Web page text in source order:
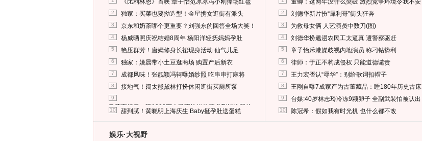
《比利林恩》首映 章子怡范冰冰冯小刚捧场红毯
2 独家：买菜也要拗造型！金星携女逛街有派头
3 京东和奶茶哪个更重要？刘强东的回答全场大笑！
4 杨威晒照庆祝结婚8周年 杨阳洋轻抚妈妈孕肚
5 艳压群芳！唐嫣修身长裙现身活动 仙气儿足
6 独家：姚晨带小土豆逛商场 购置产后新衣
7 成都风味！张靓颖冯轲曝婚纱照 吃串串打麻将
8 接地气！阔太熊黛林打扮休闲逛街买厕所泵
9
马蓉离婚后，砸1000万人民币给媒体要求删掉这照片
10 甜到腻！黄晓明上海庆生 Baby挺孕肚送蛋糕
董卿：这两年没什么突破 激烈竞争环境令我不安
2 刘德华新片扮“犀利哥”街头狂奔
3 为救母女俩 人艺演员中数刀(图)
4 刘德华扮邋遢农民工太逼真 遭警察驱赶
5 章子怡斥港媒歧视内地演员 称刁钻势利
6 律师：于正不构成侵权 只能道德谴责
7 王力宏否认“辱华”：别给歌词扣帽子
8 王刚自曝7成家产为古董藏品：睡180年历史古床
9 台媒:40岁林志玲冷冻9颗卵子 全副武装怕被认出
10 陈冠希：假如我有时光机 也什么都不改
娱乐·大视野